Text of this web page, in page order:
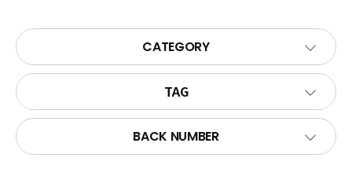
CATEGORY
TAG
BACK NUMBER